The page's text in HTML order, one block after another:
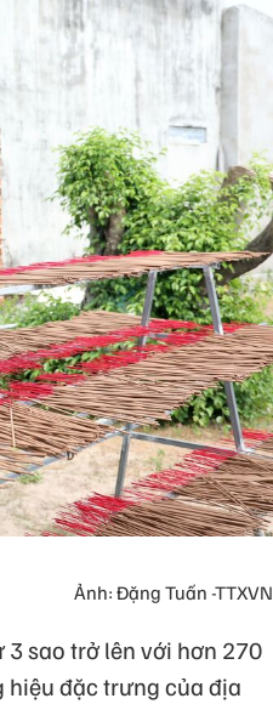
Ảnh: Đặng Tuấn -TTXVN
3 sao trở lên với hơn 270
hiệu đặc trưng của địa